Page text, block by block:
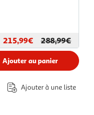
215,99€
288,99€
Ajouter au panier
Ajouter à une liste